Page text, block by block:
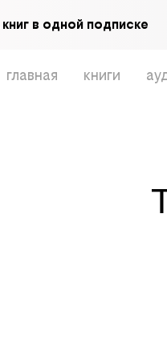
в одной подписке
главная книги